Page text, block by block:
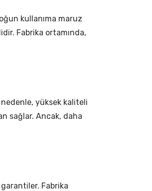
kullanıma maruz
Fabrika ortamında,
nedenle, yüksek kaliteli
sağlar. Ancak, daha
garantiler. Fabrika